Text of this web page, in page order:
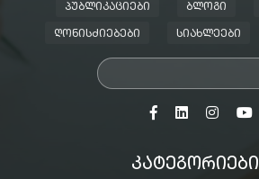
ᲞᲣᲑᲚᲘᲙᲐᲪᲘᲔᲑᲘ ᲑᲚᲝᲒᲘ
ᲦᲝᲜᲘᲡᲫᲘᲔᲑᲔᲑᲘ ᲡᲘᲐᲮᲚᲔᲔᲑᲘ
ᲙᲐᲢᲔᲒᲝᲠᲘᲔᲑᲘ